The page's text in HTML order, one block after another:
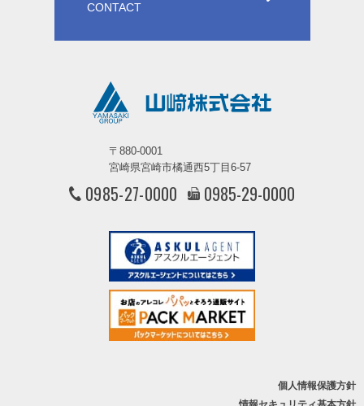
CONTACT
〒880-0001
宮崎県宮崎市橘通西5丁目6-57
0985-27-0000 0985-29-0000
個人情報保護方針